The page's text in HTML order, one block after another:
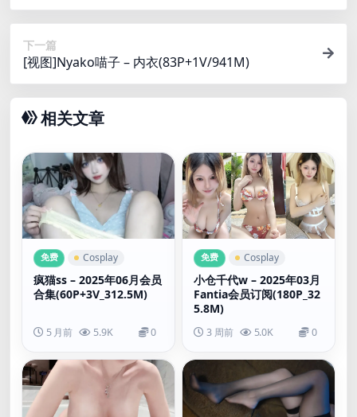
下一篇
[视图]Nyako喵子 – 内衣(83P+1V/941M)
相关文章
免费 Cosplay
疯猫ss – 2025年06月会员
合集(60P+3V_312.5M)
5 月前 5.9K 0
免费 Cosplay
小仓千代w – 2025年03月
Fantia会员订阅(180P_32
5.8M)
3 周前 5.0K 0